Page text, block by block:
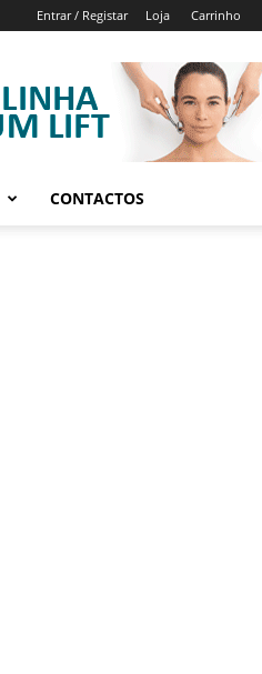
Entrar / Registar Loja Carrinho
CONTACTOS